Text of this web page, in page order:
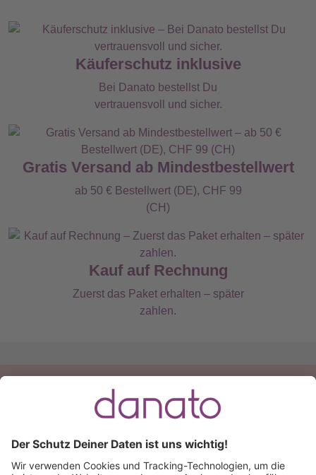
Käuferschutz inklusive
Bei Danato bestellst Du
vertrauensvoll und sicher.
Gratis Versand ab Mindestbestellwert
ab 50 € Bestellwert (DE), CHF 99
(CH)
Kauf auf Rechnung
Zuerst das Paket erhalten – später
zahlen.
Du hast eine Frage?
+49 (0) 511 51 56 0300
schreib uns eineE-Mail